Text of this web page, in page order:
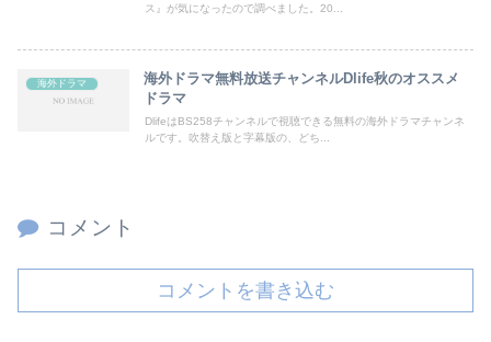
ス』が気になったので調べました。20...
海外ドラマ
海外ドラマ無料放送チャンネルDlife秋のオススメ
ドラマ
DlifeはBS258チャンネルで視聴できる無料の海外ドラマチャンネ
ルです。吹替え版と字幕版の、どち...
コメント
コメントを書き込む